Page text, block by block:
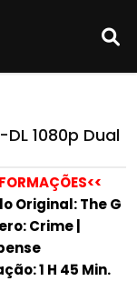
1080p Dual
Original: The G
Crime |
1 H 45 Min.